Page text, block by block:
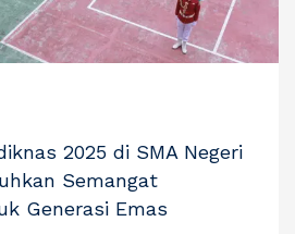
2025 di SMA Negeri
Semangat
Generasi Emas